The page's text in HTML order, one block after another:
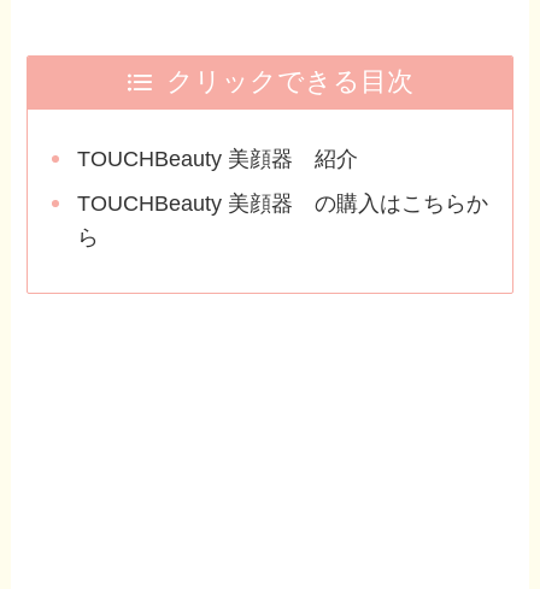
クリックできる目次
TOUCHBeauty 美顔器 紹介
TOUCHBeauty 美顔器 の購入はこちらか
ら